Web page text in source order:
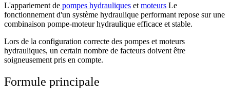
L'appariement de pompes hydrauliques et moteurs Le
fonctionnement d'un système hydraulique performant repose sur une
combinaison pompe-moteur hydraulique efficace et stable.
Lors de la configuration correcte des pompes et moteurs
hydrauliques, un certain nombre de facteurs doivent être
soigneusement pris en compte.
Formule principale